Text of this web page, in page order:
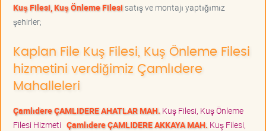
Kuş Filesi, Kuş Önleme Filesisatış ve montajı yaptığımız
şehirler;
Kaplan File Kuş Filesi, Kuş Önleme Filesi
hizmetini verdiğimiz Çamlıdere
Mahalleleri
Çamlıdere ÇAMLIDERE AHATLAR MAH. Kuş Filesi, Kuş Önleme
Filesi Hizmeti Çamlıdere ÇAMLIDERE AKKAYA MAH. Kuş Filesi,